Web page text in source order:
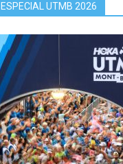
ESPECIAL UTMB 2026